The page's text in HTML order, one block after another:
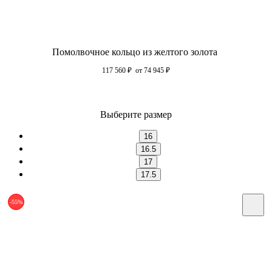
Помолвочное кольцо из желтого золота
117 560 ₽ от 74 945 ₽
Выберите размер
16
16.5
17
17.5
-55%